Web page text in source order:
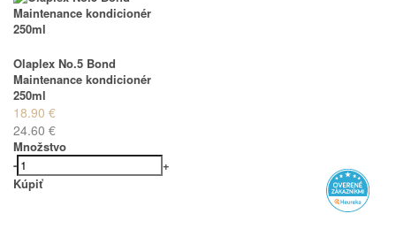
Olaplex No.5 Bond
Maintenance kondicionér
250ml
18.90 €
24.60 €
Množstvo
-
+
Kúpiť